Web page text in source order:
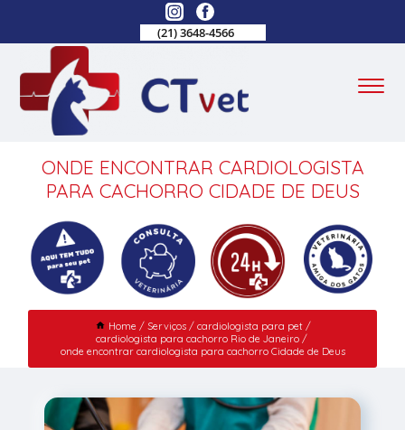
(21) 3648-4566
ONDE ENCONTRAR CARDIOLOGISTA
PARA CACHORRO CIDADE DE DEUS
Home Serviços
cardiologista para pet
cardiologista para cachorro Rio de Janeiro
onde encontrar cardiologista para cachorro Cidade de Deus